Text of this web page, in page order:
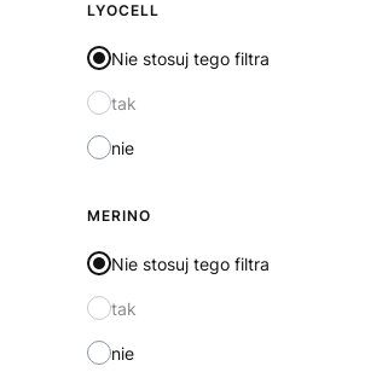
LYOCELL
Nie stosuj tego filtra
tak
nie
MERINO
Nie stosuj tego filtra
tak
nie